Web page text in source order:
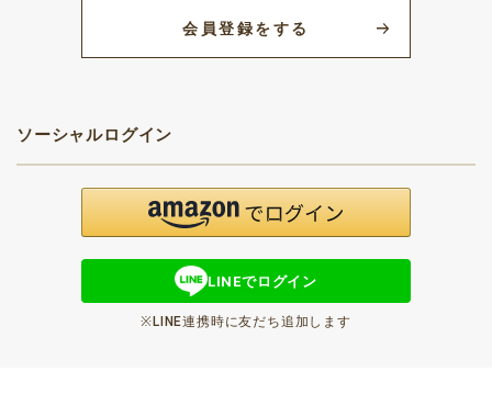
会員登録をする
ソーシャルログイン
LINEでログイン
※LINE連携時に友だち追加します